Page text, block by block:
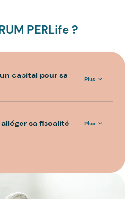
PERLife ?
capital pour sa Plus
sa fiscalité Plus